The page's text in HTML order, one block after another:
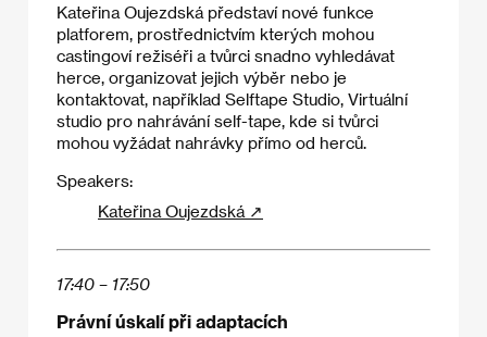
Kateřina Oujezdská představí nové funkce
platforem, prostřednictvím kterých mohou
castingoví režiséři a tvůrci snadno vyhledávat
herce, organizovat jejich výběr nebo je
kontaktovat, například Selftape Studio, Virtuální
studio pro nahrávání self-tape, kde si tvůrci
mohou vyžádat nahrávky přímo od herců.
Speakers:
Kateřina Oujezdská ↗
17:40 – 17:50
Právní úskalí při adaptacích